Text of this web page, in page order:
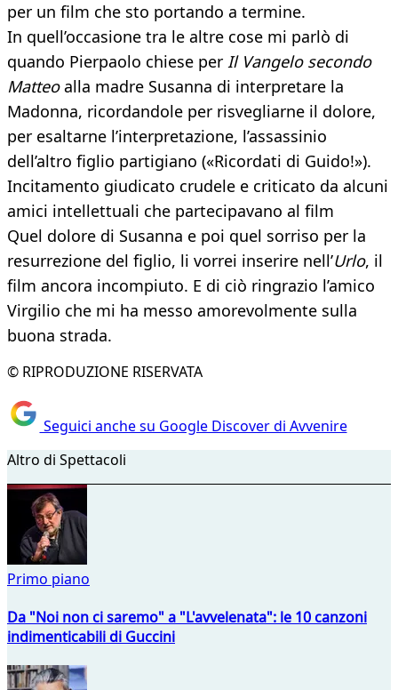
per un film che sto portando a termine.
In quell’occasione tra le altre cose mi parlò di
quando Pierpaolo chiese per Il Vangelo secondo
Matteoalla madre Susanna di interpretare la
Madonna, ricordandole per risvegliarne il dolore,
per esaltarne l’interpretazione, l’assassinio
dell’altro figlio partigiano («Ricordati di Guido!»).
Incitamento giudicato crudele e criticato da alcuni
amici intellettuali che partecipavano al film
Quel dolore di Susanna e poi quel sorriso per la
resurrezione del figlio, li vorrei inserire nell’Urlo, il
film ancora incompiuto. E di ciò ringrazio l’amico
Virgilio che mi ha messo amorevolmente sulla
buona strada.
© RIPRODUZIONE RISERVATA
Seguici anche su Google Discover di Avvenire
Altro di Spettacoli
Primo piano
Da "Noi non ci saremo" a "L'avvelenata": le 10 canzoni
indimenticabili di Guccini